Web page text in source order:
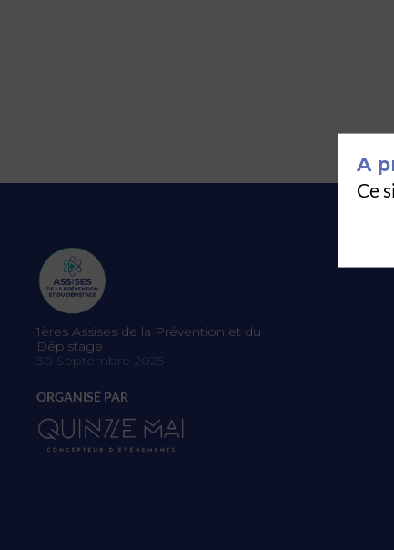
1ères Assises de la Prévention et du
Dépistage
30 Septembre 2025
ORGANISÉ PAR
A
Ce